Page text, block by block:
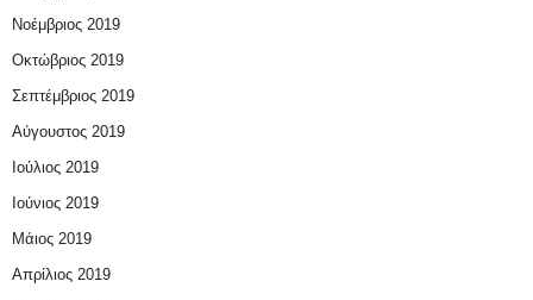
Νοέμβριος 2019
Οκτώβριος 2019
Σεπτέμβριος 2019
Αύγουστος 2019
Ιούλιος 2019
Ιούνιος 2019
Μάιος 2019
Απρίλιος 2019